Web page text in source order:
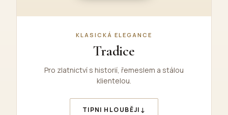
KLASICKÁ ELEGANCE
Tradice
Pro zlatnictví s historií, řemeslem a stálou
klientelou.
TIPNI HLOUBĚJI ↓